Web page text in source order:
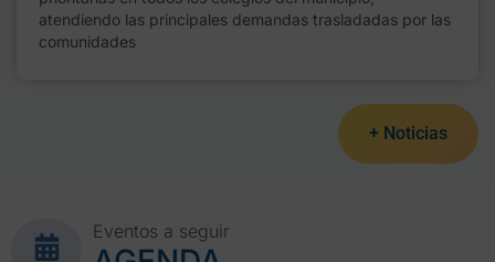
atendiendo las principales demandas trasladadas por las
comunidades
+ Noticias
Eventos a seguir